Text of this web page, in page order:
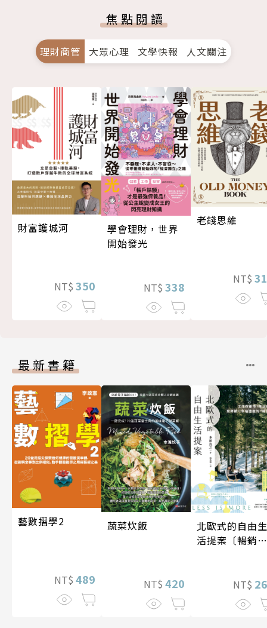
焦點閱讀
理財商管 大眾心理 文學快報 人文關注
財富護城河
NT$ 350
學會理財，世界
開始發光
NT$ 338
老錢思維
NT$
最新書籍
藝數摺學2
NT$ 489
蔬菜炊飯
NT$ 420
北歐式的自由生
活提案〔暢銷新
NT$